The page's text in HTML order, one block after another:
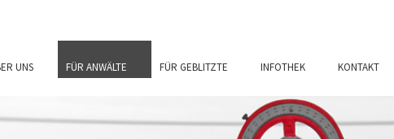
UNS FÜR ANWÄLTE FÜR GEBLITZTE INFOTHEK KONTAKT